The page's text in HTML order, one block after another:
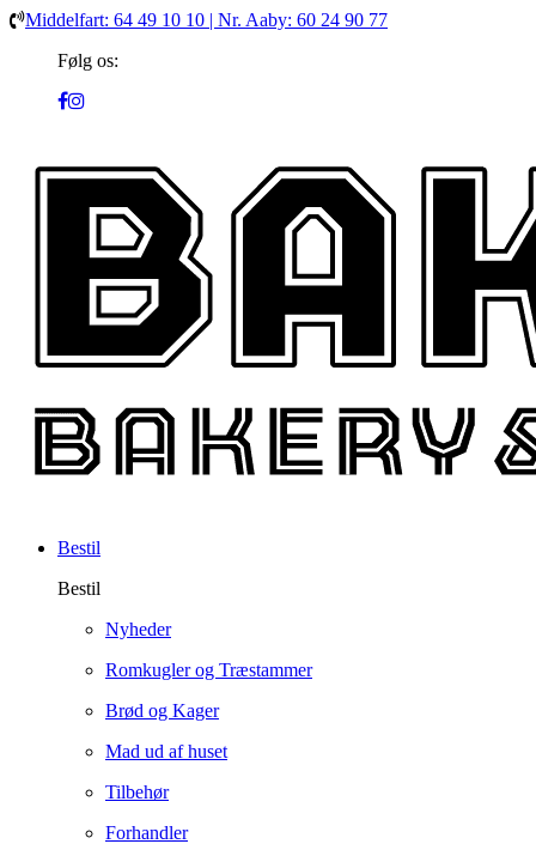
Middelfart: 64 49 10 10 | Nr. Aaby: 60 24 90 77
Følg os:
Bestil
Bestil
Nyheder
Romkugler og Træstammer
Brød og Kager
Mad ud af huset
Tilbehør
Forhandler